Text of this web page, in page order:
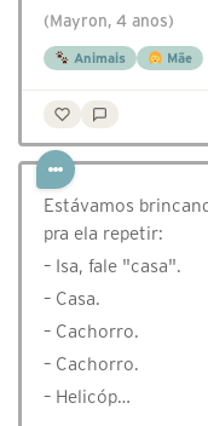
(Mayron, 4 anos)
Animais Mãe
Estávamos
pra ela repetir:
– Isa, fale "casa".
– Casa.
– Cachorro.
– Cachorro.
– Helicóp…